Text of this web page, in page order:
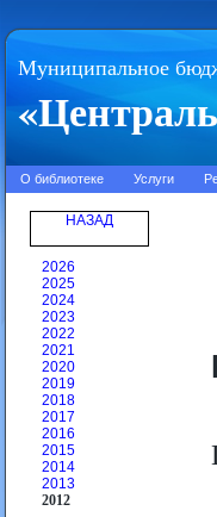
Муниципальное
О библиотеке Услуги
НАЗАД
2026
2025
2024
2023
2022
2021
2020
2019
2018
2017
2016
2015
2014
2013
2012